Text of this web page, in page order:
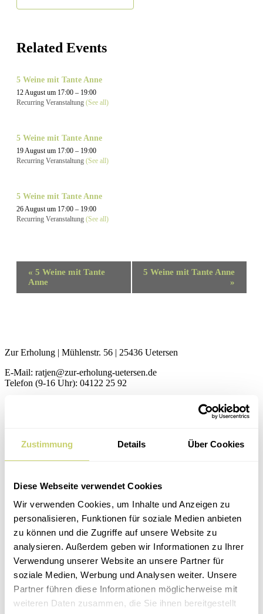
Zustimmung Details Über Cookies
Diese Webseite verwendet Cookies
Wir verwenden Cookies, um Inhalte und Anzeigen zu
personalisieren, Funktionen für soziale Medien anbieten
zu können und die Zugriffe auf unsere Website zu
analysieren. Außerdem geben wir Informationen zu Ihrer
Verwendung unserer Website an unsere Partner für
soziale Medien, Werbung und Analysen weiter. Unsere
Partner führen diese Informationen möglicherweise mit
weiteren Daten zusammen, die Sie ihnen bereitgestellt
Related Events
5 Weine mit Tante Anne
12 August um 17:00 – 19:00
Recurring Veranstaltung (See all)
5 Weine mit Tante Anne
19 August um 17:00 – 19:00
Recurring Veranstaltung (See all)
5 Weine mit Tante Anne
26 August um 17:00 – 19:00
Recurring Veranstaltung (See all)
Veranstaltung
Navigation
« 5 Weine mit Tante
Anne
5 Weine mit Tante Anne
»
Zur Erholung | Mühlenstr. 56 | 25436 Uetersen
E-Mail: ratjen@zur-erholung-uetersen.de
Telefon (9-16 Uhr): 04122 25 92
Newsletter
Produkten.
E-Mail
Anmelden
Facebook
Instagram
JOBS
Home
Unsere Events
Kultur & Kulinarisch
Kochkurse